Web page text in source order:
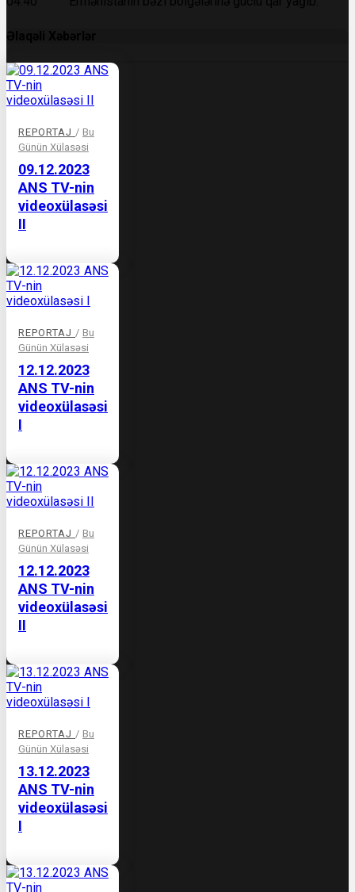
Əlaqəli Xəbərlər
REPORTAJ / Bu
Günün Xülasəsi
09.12.2023
ANS TV-nin
videoxülasəsi
II
REPORTAJ / Bu
Günün Xülasəsi
12.12.2023
ANS TV-nin
videoxülasəsi
I
REPORTAJ / Bu
Günün Xülasəsi
12.12.2023
ANS TV-nin
videoxülasəsi
II
REPORTAJ / Bu
Günün Xülasəsi
13.12.2023
ANS TV-nin
videoxülasəsi
I